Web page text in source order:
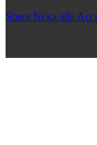
Spara Neka alla